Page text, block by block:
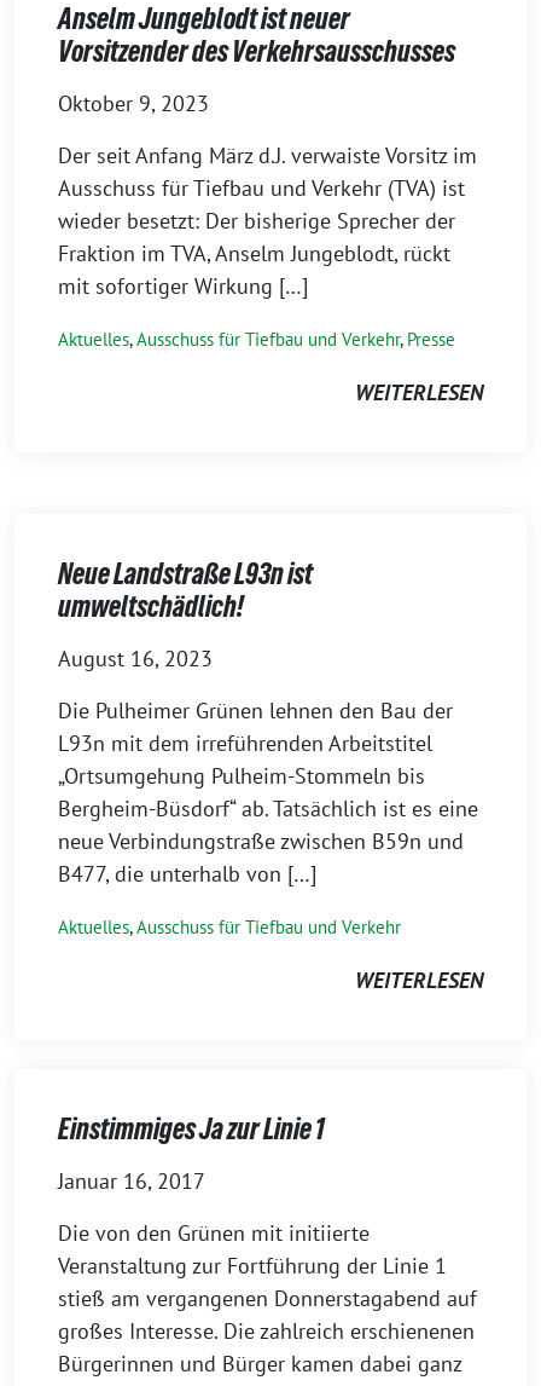
Anselm Jungeblodt ist neuer
Vorsitzender des Verkehrsausschusses
Oktober 9, 2023
Der seit Anfang März d.J. verwaiste Vorsitz im
Ausschuss für Tiefbau und Verkehr (TVA) ist
wieder besetzt: Der bisherige Sprecher der
Fraktion im TVA, Anselm Jungeblodt, rückt
mit sofortiger Wirkung […]
Aktuelles,Ausschuss für Tiefbau und Verkehr, Presse
WEITERLESEN
Neue Landstraße L93n ist
umweltschädlich!
August 16, 2023
Die Pulheimer Grünen lehnen den Bau der
L93n mit dem irreführenden Arbeitstitel
„Ortsumgehung Pulheim-Stommeln bis
Bergheim-Büsdorf“ ab. Tatsächlich ist es eine
neue Verbindungstraße zwischen B59n und
B477, die unterhalb von […]
Aktuelles,Ausschuss für Tiefbau und Verkehr
WEITERLESEN
Einstimmiges Ja zur Linie 1
Januar 16, 2017
Die von den Grünen mit initiierte
Veranstaltung zur Fortführung der Linie 1
stieß am vergangenen Donnerstagabend auf
großes Interesse. Die zahlreich erschienenen
Bürgerinnen und Bürger kamen dabei ganz